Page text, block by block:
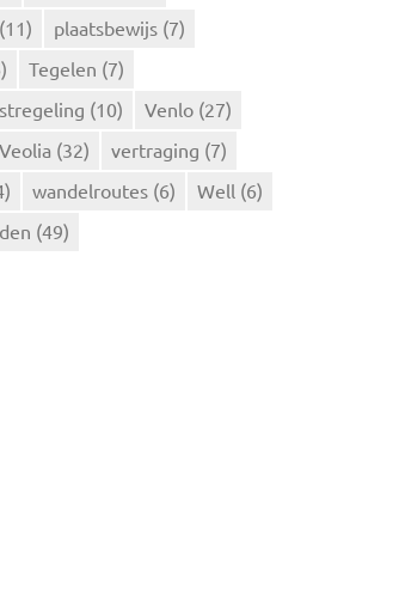
(11) plaatsbewijs (7)
Tegelen (7)
(10) Venlo (27)
Veolia (32) vertraging (7)
wandelroutes (6) Well (6)
(49)